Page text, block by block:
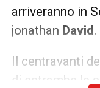
arriveranno in
jonathan David.
Il centravanti
di entrambe le